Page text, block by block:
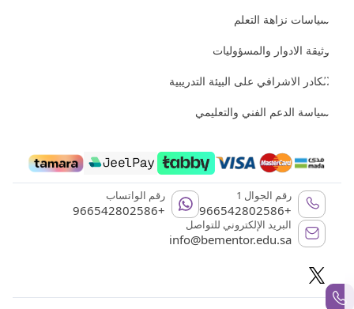
سياسات نزاهة التعلم
وثيقة الادوار والمسؤوليات
الكادر الاشرافي على البيئة التدريبية
سياسة الدعم الفني والتعليمي
رقم الجوال 1
+966542802586
رقم الواتساب
+966542802586
البريد الإلكتروني للتواصل
info@bementor.edu.sa